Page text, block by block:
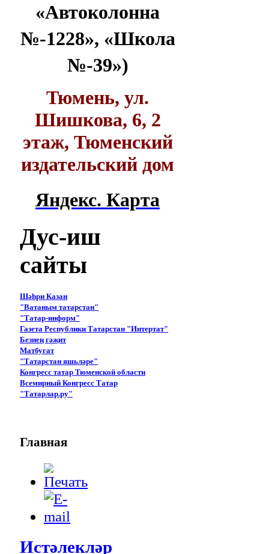
«Автоколонна
№-1228», «Школа
№-39»)
Тюмень, ул.
Шишкова, 6, 2
этаж, Тюменский
издательский дом
Яндекс. Карта
Дус-иш
сайты
Шәһри Казан
"Ватаным татарстан"
"Татар-информ"
Газета Республики Татарстан "Интертат"
Безнең гәҗит
Матбугат
"Татарстан яшьләре"
Конгресс татар Тюменской области
Всемирный Конгресс Татар
"Татарлар.ру"
Главная
Истәлекләр